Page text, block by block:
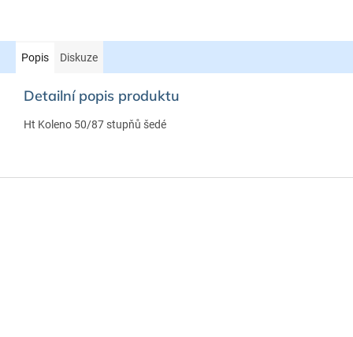
Popis Diskuze
Detailní popis produktu
Ht Koleno 50/87 stupňů šedé
Z